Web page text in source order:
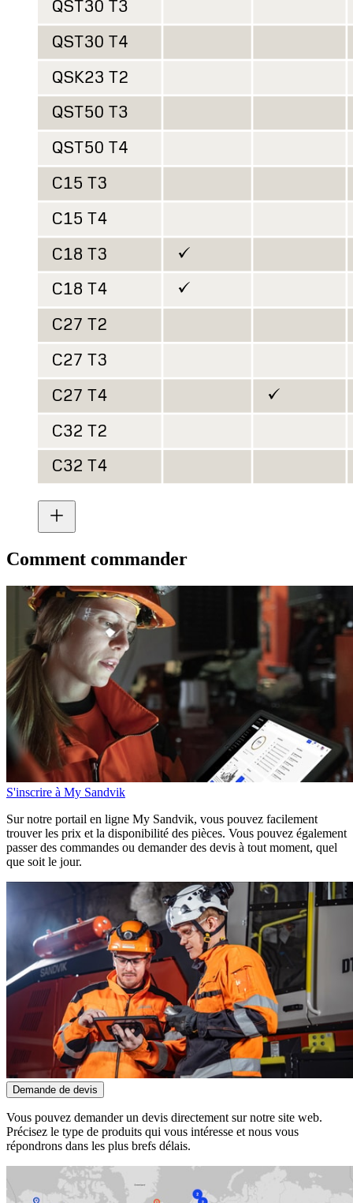
Comment commander
S'inscrire à My Sandvik
Sur notre portail en ligne My Sandvik, vous pouvez facilement
trouver les prix et la disponibilité des pièces. Vous pouvez également
passer des commandes ou demander des devis à tout moment, quel
que soit le jour.
Demande de devis
Vous pouvez demander un devis directement sur notre site web.
Précisez le type de produits qui vous intéresse et nous vous
répondrons dans les plus brefs délais.